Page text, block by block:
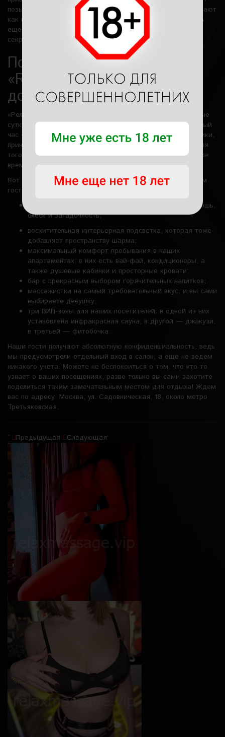
позы из Камасутры и многое другое. Они мастерски ласкают
как кубиками льда, так и свежими ягодками клубнички. А
еще у каждой нашей мастерицы есть свои имитации,
секретные техники ласки и стимуляций.
Почему приезжают к нам в
«Relax massage»? Основные
достоинства нашего салона
«Релакс массаж» как
салон работает круглые
сутки. Просто приезжайте, когда у вас окажется свободный
час — мы не закрываемся ни на выходные, ни на праздники,
принимаем гостей и ночью, и ранним утром. Работаем для
того, чтобы вы могли позволить себе удовольствие в любое
время!
Вот какие достоинства нашего заведения нравятся нашим
гостям:
семь комнат с шикарной отделкой, где царят роскошь,
блеск и загадочность;
восхитительная интерьерная подсветка, которая тоже
добавляет пространству шарма;
максимальный комфорт пребывания в наших
апартаментах: в них есть вай-фай, кондиционеры, а
также душевые кабинки и просторные кровати;
бар с прекрасным выбором горячительных напитков;
массажистки на самый требовательный вкус, и вы сами
выбираете девушку;
три ВИП-зоны для наших посетителей: в одной из них
установлена инфракрасная сауна, в другой — джакузи,
в третьей — фитобочка.
Наши гости получают абсолютную конфиденциальность, ведь
мы предусмотрели отдельный вход в салон, а еще не ведем
никакого учета. Можете не беспокоиться о том, что кто-то
узнает о ваших посещениях, разве только вы сами захотите
поделиться таким замечательным местом для отдыха! Ждем
вас по адресу: Москва, ул. Садовническая, 18, около метро
Третьяковская.
` Предыдущая Следующая
Возраст
25
Рост
170 см
Вес
62 кг
2-й